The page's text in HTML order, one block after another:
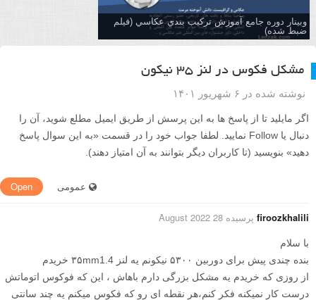
وبینار دوره جامع آموزش تركيب بندي عكاسي (فیلم
ضبط شده)
مشکل فکوس در لنز ۳۵ نیکون
نوشته شده در ۶ شهریور ۱۴۰۱
اگر مایلید تا از پاسخ ها به این پرسش از طریق ایمیل مطلع شوید، آن را
دنبال یا Follow نمایید. لطفا جواب خود را در قسمت «به این سوال پاسخ
دهید» بنویسید (تا کاربران دیگر بتوانند به آن امتیاز دهند).
Open عمومی
firoozkhalili پرسیده 28 August 2022
با سلام
بنده چندی پیش برای دوربین ۵۳۰۰ نیکونم یه لنز ۳۵mm1.4 خریدم
از روزی که خریدم یه مشکل بزرگی دارم باهاش ، این که فوکوس اتوماتش
درست کار نمیکنه فکر کنم،هر نقطه ای رو که فکوس میکنم یه چند سانتی